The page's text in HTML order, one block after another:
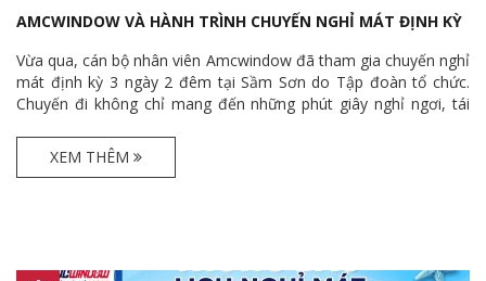
AMCWINDOW VÀ HÀNH TRÌNH CHUYẾN NGHỈ MÁT ĐỊNH KỲ
Vừa qua, cán bộ nhân viên Amcwindow đã tham gia chuyến nghỉ
mát định kỳ 3 ngày 2 đêm tại Sầm Sơn do Tập đoàn tổ chức.
Chuyến đi không chỉ mang đến những phút giây nghỉ ngơi, tái
các đơn vị, lan tỏa văn hóa doanh nghiệp và tiếp thêm động lực
cho hành trình phát triển.
XEM THÊM